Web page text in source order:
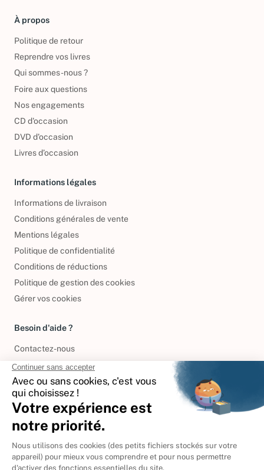
À propos
Politique de retour
Reprendre vos livres
Qui sommes-nous ?
Foire aux questions
Nos engagements
CD d'occasion
DVD d'occasion
Livres d’occasion
Informations légales
Informations de livraison
Conditions générales de vente
Mentions légales
Politique de confidentialité
Conditions de réductions
Politique de gestion des cookies
Gérer vos cookies
Besoin d'aide ?
Contactez-nous
International
🇪🇸Espagne
🇮🇹Italie